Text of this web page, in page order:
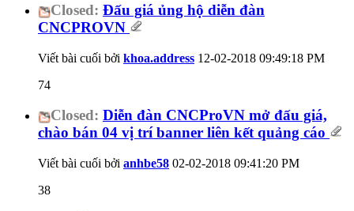
Closed: Đấu giá ủng hộ diễn đàn
CNCPROVN
Viết bài cuối bởi khoa.address 12-02-2018 09:49:18 PM
74
Closed: Diễn đàn CNCProVN mở đấu giá,
chào bán 04 vị trí banner liên kết quảng cáo
Viết bài cuối bởi anhbe58 02-02-2018 09:41:20 PM
38